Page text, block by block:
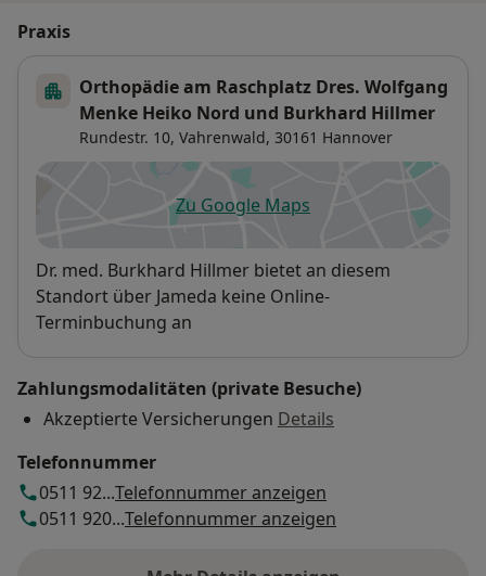
Praxis
Orthopädie am Raschplatz Dres. Wolfgang
Menke Heiko Nord und Burkhard Hillmer
Rundestr. 10, Vahrenwald, 30161 Hannover
Zu Google Mapsöffnet in einer neuen
Verfügbarkeit
Dr. med. Burkhard Hillmer bietet an diesem
Standort über Jameda keine Online-
Terminbuchung an
Zahlungsmodalitäten (private Besuche)
Akzeptierte Versicherungen Details
Telefonnummer
0511 92...Telefonnummer anzeigen
0511 920...Telefonnummer anzeigen